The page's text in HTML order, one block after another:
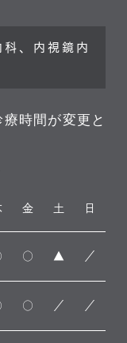
科、内視鏡内
時間が変更と
金 土 日
○ ▲ ／
○ ／ ／